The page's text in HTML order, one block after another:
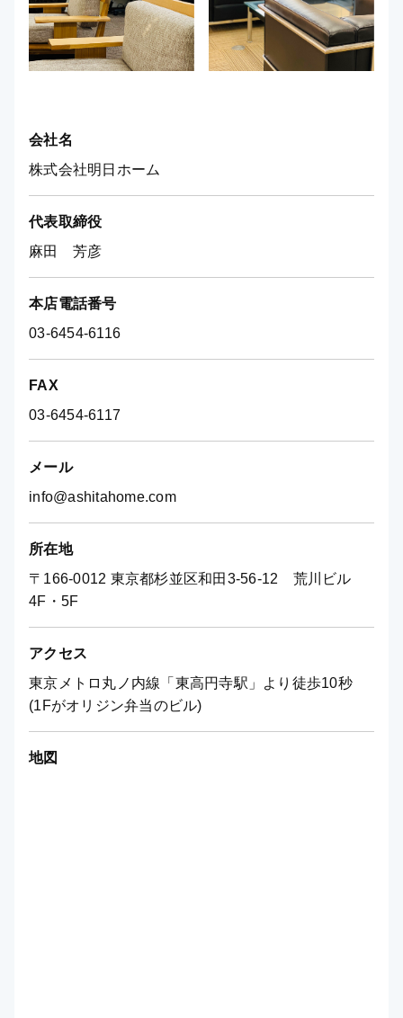
会社名
株式会社明日ホーム
代表取締役
麻田 芳彦
本店電話番号
03-6454-6116
FAX
03-6454-6117
メール
info@ashitahome.com
所在地
〒166-0012 東京都杉並区和田3-56-12 荒川ビル
4F・5F
アクセス
東京メトロ丸ノ内線「東高円寺駅」より徒歩10秒
(1Fがオリジン弁当のビル)
地図